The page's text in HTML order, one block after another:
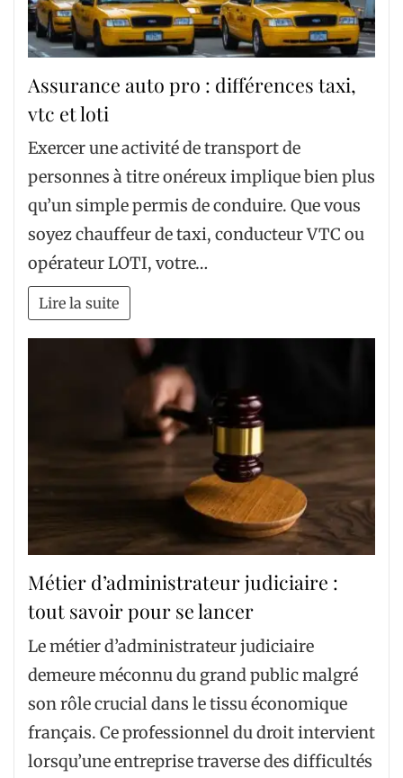
Assurance auto pro : différences taxi,
vtc et loti
Exercer une activité de transport de
personnes à titre onéreux implique bien plus
qu’un simple permis de conduire. Que vous
soyez chauffeur de taxi, conducteur VTC ou
opérateur LOTI, votre…
Lire la suite
Métier d’administrateur judiciaire :
tout savoir pour se lancer
Le métier d’administrateur judiciaire
demeure méconnu du grand public malgré
son rôle crucial dans le tissu économique
français. Ce professionnel du droit intervient
lorsqu’une entreprise traverse des difficultés